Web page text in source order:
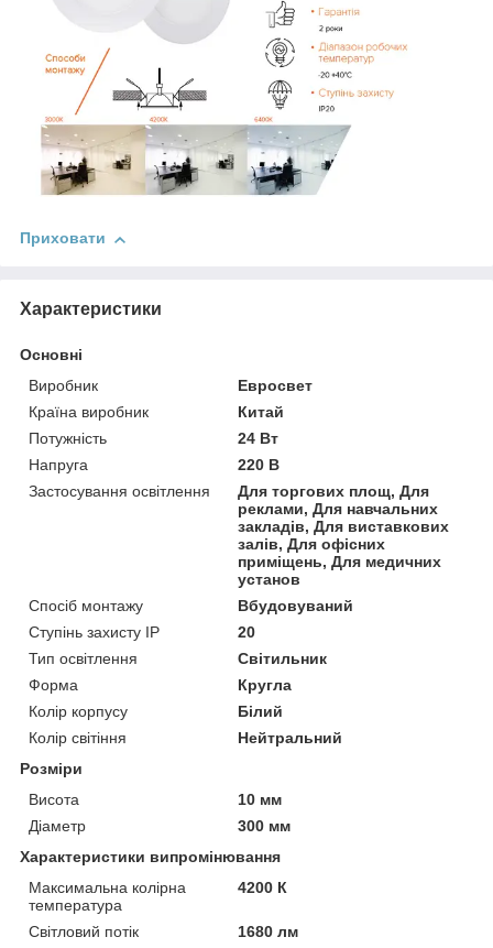
Приховати
Характеристики
Основні
Виробник
Евросвет
Країна виробник
Китай
Потужність
24 Вт
Напруга
220 В
Застосування освітлення
Для торгових площ, Для
реклами, Для навчальних
закладів, Для виставкових
залів, Для офісних
приміщень, Для медичних
установ
Спосіб монтажу
Вбудовуваний
Ступінь захисту IP
20
Тип освітлення
Світильник
Форма
Кругла
Колір корпусу
Білий
Колір світіння
Нейтральний
Розміри
Висота
10 мм
Діаметр
300 мм
Характеристики випромінювання
Максимальна колірна
температура
4200 К
Світловий потік
1680 лм